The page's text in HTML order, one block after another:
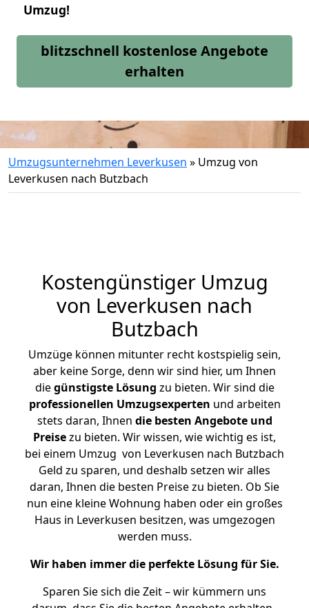
Umzug!
blitzschnell kostenlose Angebote
erhalten
Umzugsunternehmen Leverkusen » Umzug von
Leverkusen nach Butzbach
Kostengünstiger Umzug
von Leverkusen nach
Butzbach
Umzüge können mitunter recht kostspielig sein,
aber keine Sorge, denn wir sind hier, um Ihnen
diegünstigste Lösung zu bieten. Wir sind die
professionellen Umzugsexperten und arbeiten
stets daran, Ihnen die besten Angebote und
Preisezu bieten. Wir wissen, wie wichtig es ist,
bei einem Umzug von Leverkusen nach Butzbach
Geld zu sparen, und deshalb setzen wir alles
daran, Ihnen die besten Preise zu bieten. Ob Sie
nun eine kleine Wohnung haben oder ein großes
Haus in Leverkusen besitzen, was umgezogen
werden muss.
Wir haben immer die perfekte Lösung für Sie.
Sparen Sie sich die Zeit – wir kümmern uns